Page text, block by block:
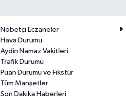
Nöbetçi Eczaneler
Hava Durumu
Aydin Namaz Vakitleri
Trafik Durumu
Puan Durumu ve Fikstür
Tüm Manşetler
Son Dakika Haberleri